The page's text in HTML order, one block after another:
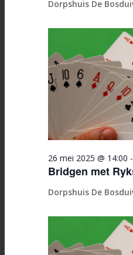
Dorpshuis De
Bridgen met
26 mei 2025 @ 14:00 -
Dorpshuis De